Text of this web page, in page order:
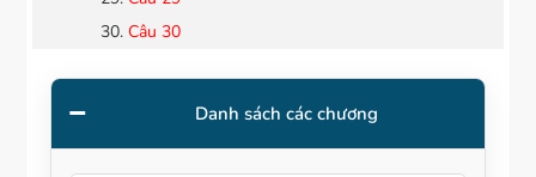
Câu 30
Danh sách các chương